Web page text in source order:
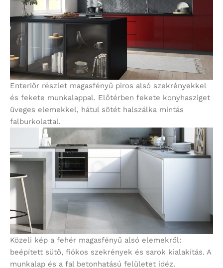
Enteriőr részlet magasfényű piros alsó szekrényekkel
és fekete munkalappal. Előtérben fekete konyhasziget
üveges elemekkel, hátul sötét halszálka mintás
falburkolattal.
Közeli kép a fehér magasfényű alsó elemekről:
beépített sütő, fiókos szekrények és sarok kialakítás. A
munkalap és a fal betonhatású felületet idéz.